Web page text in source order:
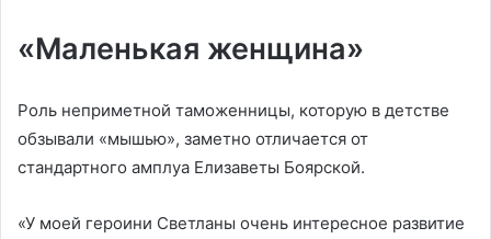
«Маленькая женщина»
Роль неприметной таможенницы, которую в детстве
обзывали «мышью», заметно отличается от
стандартного амплуа Елизаветы Боярской.
«У моей героини Светланы очень интересное развитие